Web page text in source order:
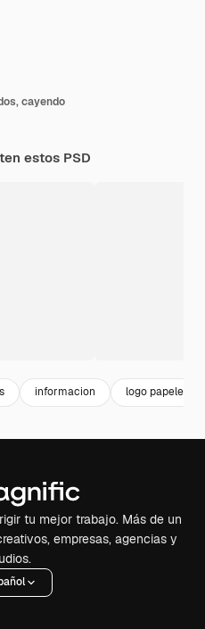
cayendo
estos PSD
informacion logo papeleria
tu mejor trabajo. Más de un
empresas, agencias y